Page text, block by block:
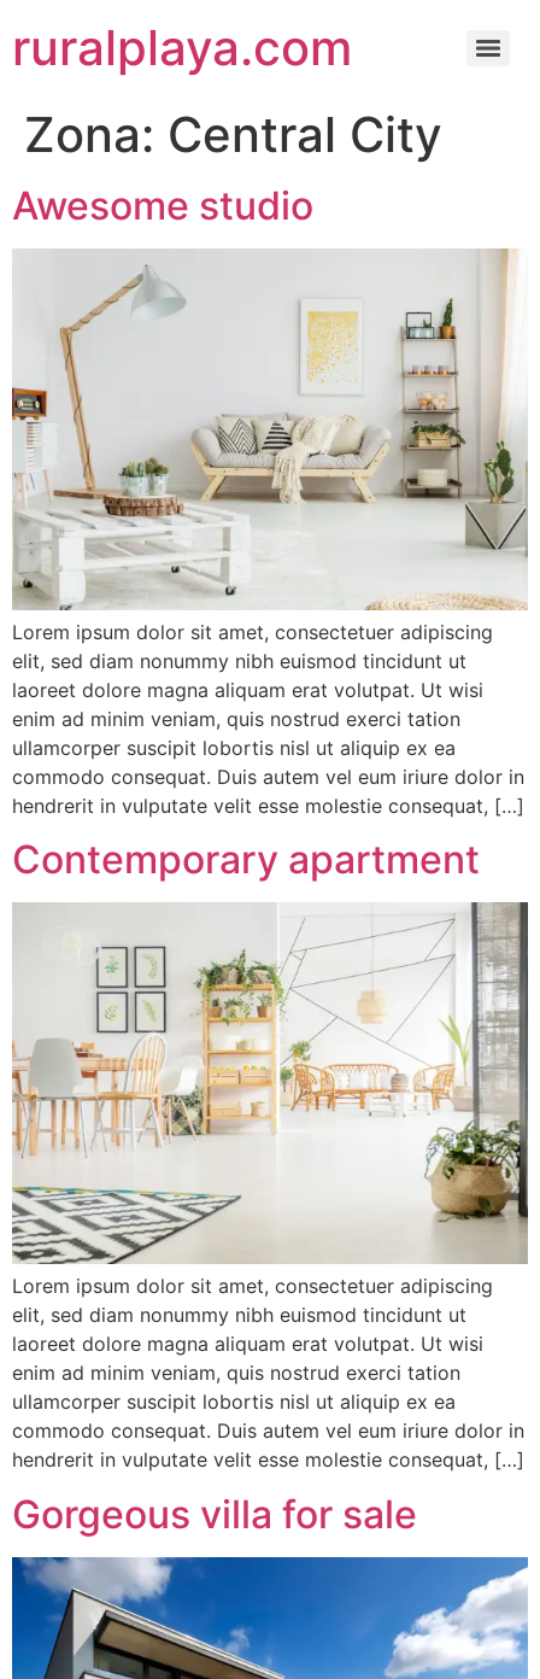
ruralplaya.com
Zona: Central City
Awesome studio
Lorem ipsum dolor sit amet, consectetuer adipiscing
elit, sed diam nonummy nibh euismod tincidunt ut
laoreet dolore magna aliquam erat volutpat. Ut wisi
enim ad minim veniam, quis nostrud exerci tation
ullamcorper suscipit lobortis nisl ut aliquip ex ea
commodo consequat. Duis autem vel eum iriure dolor in
hendrerit in vulputate velit esse molestie consequat, […]
Contemporary apartment
Lorem ipsum dolor sit amet, consectetuer adipiscing
elit, sed diam nonummy nibh euismod tincidunt ut
laoreet dolore magna aliquam erat volutpat. Ut wisi
enim ad minim veniam, quis nostrud exerci tation
ullamcorper suscipit lobortis nisl ut aliquip ex ea
commodo consequat. Duis autem vel eum iriure dolor in
hendrerit in vulputate velit esse molestie consequat, […]
Gorgeous villa for sale